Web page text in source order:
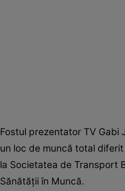
Fostul prezentator TV Gabi
un loc de muncă total
la Societatea de Transport
Sănătății în Muncă.